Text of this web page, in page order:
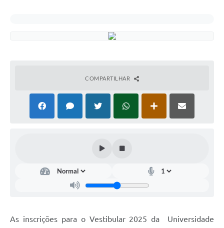
COMPARTILHAR
As inscrições para o Vestibular 2025 da Universidade